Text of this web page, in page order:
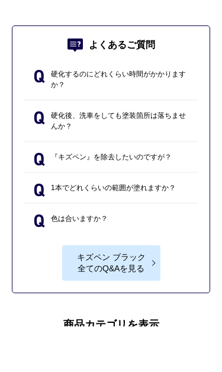
よくあるご質問
硬化するのにどれくらい時間がかかります
か？
硬化後、洗車をしても塗装箇所は落ちませ
んか？
『キズペン』を除去したいのですが？
1本でどれくらいの範囲が塗れますか？
色は合いますか？
キズペン ブラック
全てのQ&Aを見る
商品カテゴリを表示